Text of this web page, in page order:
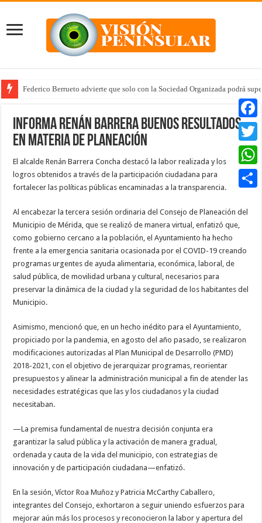
Federico Berrueto advierte que solo con la Sociedad Organizada podrá
Informa Renán Barrera buenos resultados
en materia de planeación
El alcalde Renán Barrera Concha destacó la labor realizada y los
logros obtenidos a través de la participación ciudadana para
fortalecer las políticas públicas encaminadas a la transparencia.
Al encabezar la tercera sesión ordinaria del Consejo de Planeación del
Municipio de Mérida, que se realizó de manera virtual, enfatizó que,
como gobierno cercano a la población, el Ayuntamiento ha hecho
frente a la emergencia sanitaria ocasionada por el COVID-19 creando
programas urgentes de ayuda alimentaria, económica, laboral, de
salud pública, de movilidad urbana y cultural, necesarios para
preservar la dinámica de la ciudad y la seguridad de los habitantes del
Municipio.
Asimismo, mencionó que, en un hecho inédito para el Ayuntamiento,
propiciado por la pandemia, en agosto del año pasado, se realizaron
modificaciones autorizadas al Plan Municipal de Desarrollo (PMD)
2018-2021, con el objetivo de jerarquizar programas, reorientar
presupuestos y alinear la administración municipal a fin de atender las
necesidades estratégicas que las y los ciudadanos y la ciudad
necesitaban.
—La premisa fundamental de nuestra decisión conjunta era
garantizar la salud pública y la activación de manera gradual,
ordenada y cauta de la vida del municipio, con estrategias de
innovación y de participación ciudadana—enfatizó.
En la sesión, Víctor Roa Muñoz y Patricia McCarthy Caballero,
integrantes del Consejo, exhortaron a seguir uniendo esfuerzos para
mejorar aún más los procesos y reconocieron la labor y apertura del
Twitter